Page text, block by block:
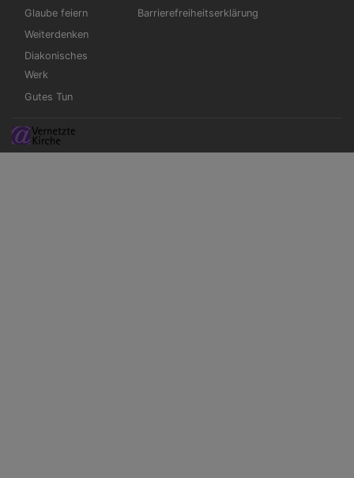
Glaube feiern
Weiterdenken
Diakonisches
Werk
Gutes Tun
Barrierefreiheitserklärung